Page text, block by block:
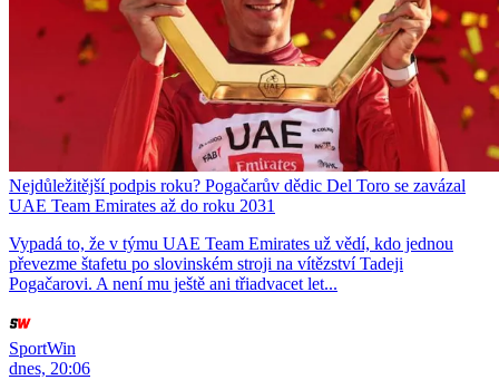
Nejdůležitější podpis roku? Pogačarův dědic Del Toro se zavázal
UAE Team Emirates až do roku 2031
Vypadá to, že v týmu UAE Team Emirates už vědí, kdo jednou
převezme štafetu po slovinském stroji na vítězství Tadeji
Pogačarovi. A není mu ještě ani třiadvacet let...
SportWin
dnes, 20:06